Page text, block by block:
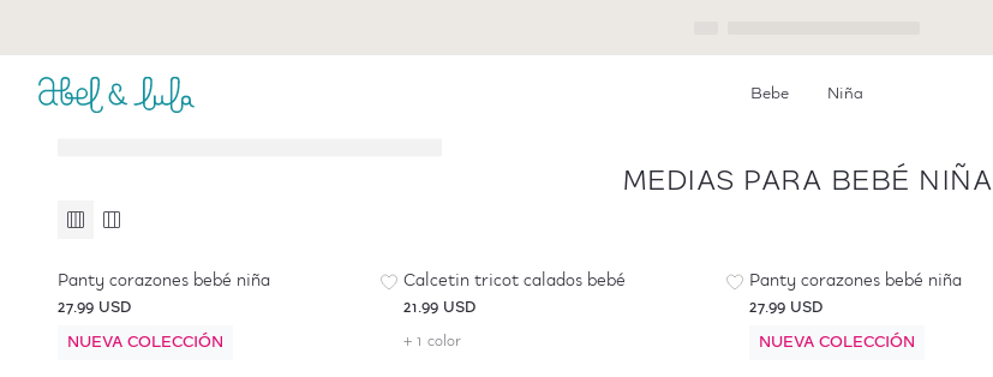
Bebe
Accesorios y Complementos
Niña
Accesorios y Complementos
MEDIAS PARA BEBÉ NIÑA
Panty corazones bebé niña
27.99 USD
NUEVA COLECCIÓN
Calcetin tricot calados bebé
21.99 USD
+ 1 color
Panty corazones bebé niña
27.99 USD
NUEVA COLECCIÓN